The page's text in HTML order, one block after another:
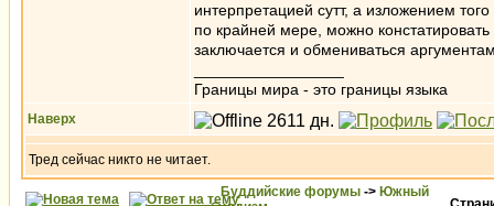
интерпретацией сутт, а изложением
по крайней мере, можно
заключается и обмениваться
Границы мира - это границы языка
Наверх
Тред сейчас никто не читает.
Буддийские форумы -> Южный